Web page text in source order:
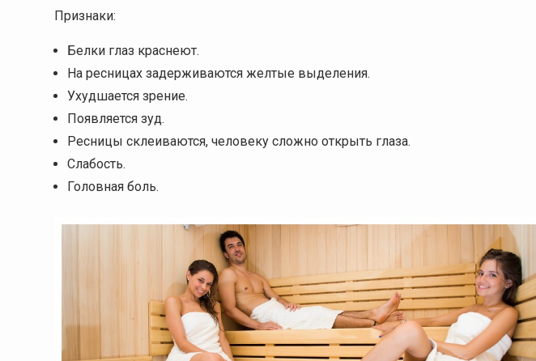
Признаки:
Белки глаз краснеют.
На ресницах задерживаются желтые выделения.
Ухудшается зрение.
Появляется зуд.
Ресницы склеиваются, человеку сложно открыть глаза.
Слабость.
Головная боль.